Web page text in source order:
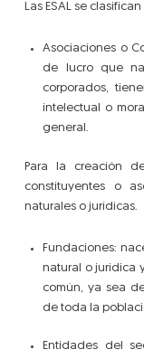
Las ESAL se
Asociaciones o
de lucro que
corporados,
intelectual o
general.
Para la creación
constituyentes o
naturales o jurídicas.
Fundaciones:
natural o jurídica
común, ya sea
de toda la
Entidades del